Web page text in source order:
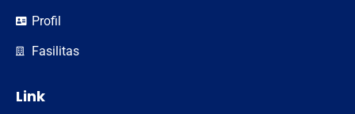
Profil
Fasilitas
Link